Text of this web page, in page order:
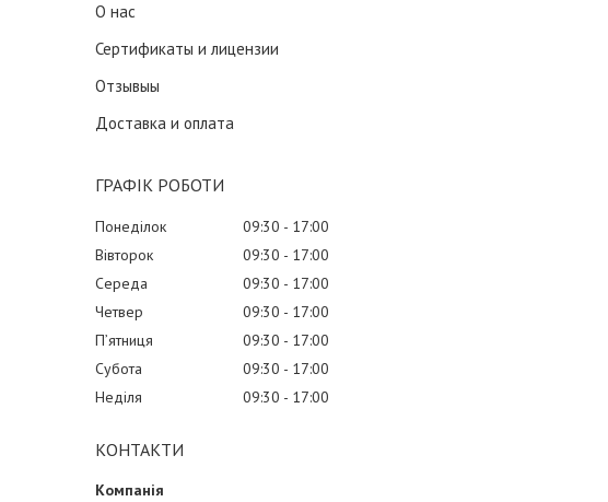
О нас
Сертификаты и лицензии
Отзывыы
Доставка и оплата
ГРАФІК РОБОТИ
Понеділок 09:30
17:00
Вівторок
09:30
17:00
Середа
09:30
17:00
Четвер
09:30
17:00
Пʼятниця
09:30
17:00
Субота
09:30
17:00
Неділя
09:30 17:00
КОНТАКТИ